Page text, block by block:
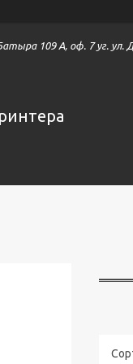
109 А, оф. 7 уг. ул.